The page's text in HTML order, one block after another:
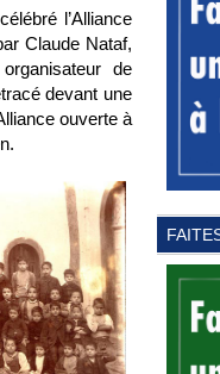
l’Alliance
Claude Nataf,
de
devant une
ouverte à